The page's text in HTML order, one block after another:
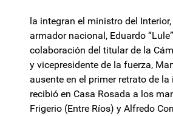
la integran el ministro del
armador nacional, Eduardo
colaboración del titular de la
y vicepresidente de la fuerza,
ausente en el primer retrato de
recibió en Casa Rosada a los
Frigerio (Entre Ríos) y Alfredo